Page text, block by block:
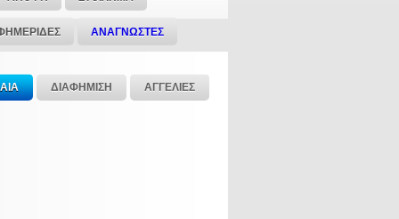
ΑΝΑΓΝΩΣΤΕΣ
ΔΙΑΦΗΜΙΣΗ ΑΓΓΕΛΙΕΣ